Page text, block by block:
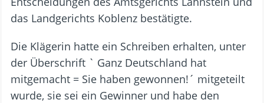
das Landgerichts Koblenz bestätigte.
Die Klägerin hatte ein Schreiben erhalten, unter
der Überschrift ` Ganz Deutschland hat
mitgemacht = Sie haben gewonnen!´ mitgeteilt
wurde, sie sei ein Gewinner und habe den